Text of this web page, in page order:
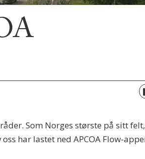
Som Norges største på sitt
har lastet ned APCOA Flow-